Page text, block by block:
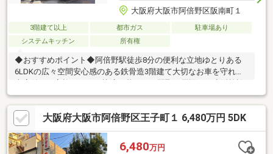
大阪府大阪市阿倍野区阪南町１
3階建て以上 都市ガス
駐車場あり
システムキッチン
所有権
◆おすすめポイント◆阿倍野駅徒歩8分の便利な立地ゆとりある
6LDKの広々空間安心感のある鉄骨造3階建て大切なお車を守れる
が整った住みやすい環境◆周辺環境◆苗代小学校 徒歩８分阿倍
野中学校 徒歩２０分◆支払い例◆４，８３０万円 お借入れの
場合返済年数５０年 実行金利０．８９％月々返済額：９９，
７６４円ご検討の参考にしてください♪
大阪府大阪市阿倍野区王子町１ 6,480万円 5DK
6,480万円